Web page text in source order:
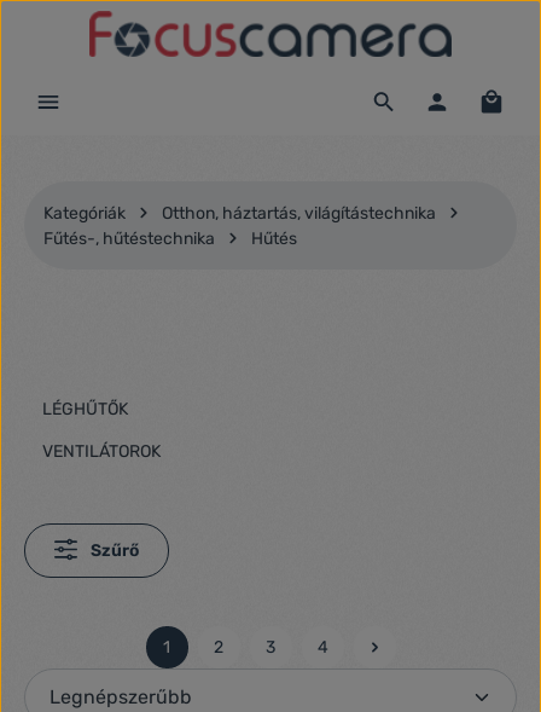
Ugrás a fő tartalomra
Kategóriák
Otthon, háztartás, világítástechnika
Fűtés-, hűtéstechnika
Hűtés
LÉGHŰTŐK
VENTILÁTOROK
Szűrő
Oldal
1
Oldal
2
Oldal
3
Oldal
4